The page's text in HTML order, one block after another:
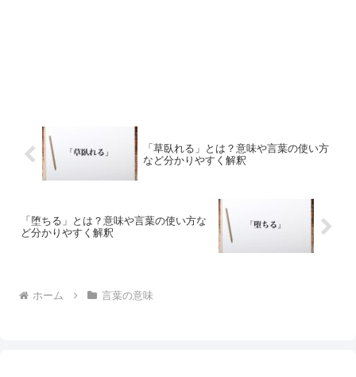
「草臥れる」とは？意味や言葉の使い方
など分かりやすく解釈
「堕ちる」とは？意味や言葉の使い方な
ど分かりやすく解釈
ホーム 言葉の意味